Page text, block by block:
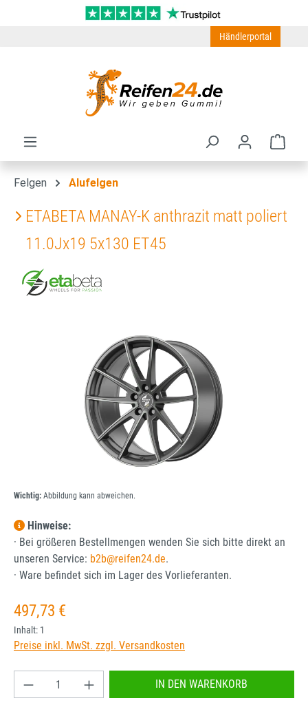
Zum Hauptinhalt springen
Händlerportal
Felgen Alufelgen
ETABETA MANAY-K anthrazit matt poliert
11.0Jx19 5x130 ET45
Wichtig: Abbildung kann abweichen.
Hinweise:
· Bei größeren Bestellmengen wenden Sie sich bitte direkt an
unseren Service: b2b@reifen24.de.
· Ware befindet sich im Lager des Vorlieferanten.
Regulärer Preis:
497,73 €
Inhalt: 1
Preise inkl. MwSt. zzgl. Versandkosten
Produkt Anzahl: Gib den gewünschten Wert
IN DEN WARENKORB